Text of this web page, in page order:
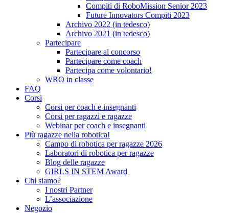
Compiti di RoboMission Senior 2023
Future Innovators Compiti 2023
Archivo 2022 (in tedesco)
Archivo 2021 (in tedesco)
Partecipare
Partecipare al concorso
Partecipare come coach
Partecipa come volontario!
WRO in classe
FAQ
Corsi
Corsi per coach e insegnanti
Corsi per ragazzi e ragazze
Webinar per coach e insegnanti
Più ragazze nella robotica!
Campo di robotica per ragazze 2026
Laboratori di robotica per ragazze
Blog delle ragazze
GIRLS IN STEM Award
Chi siamo?
I nostri Partner
L’associazione
Negozio